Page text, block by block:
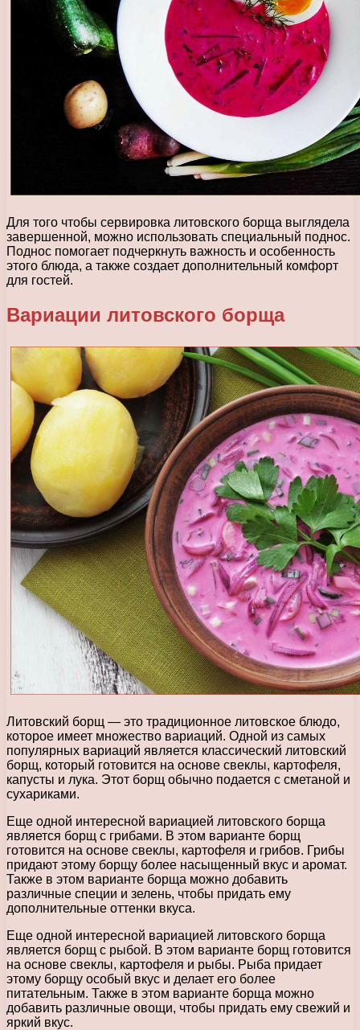
Для того чтобы сервировка литовского борща выглядела
завершенной, можно использовать специальный поднос.
Поднос помогает подчеркнуть важность и особенность
этого блюда, а также создает дополнительный комфорт
для гостей.
Вариации литовского борща
Литовский борщ — это традиционное литовское блюдо,
которое имеет множество вариаций. Одной из самых
популярных вариаций является классический литовский
борщ, который готовится на основе свеклы, картофеля,
капусты и лука. Этот борщ обычно подается с сметаной и
сухариками.
Еще одной интересной вариацией литовского борща
является борщ с грибами. В этом варианте борщ
готовится на основе свеклы, картофеля и грибов. Грибы
придают этому борщу более насыщенный вкус и аромат.
Также в этом варианте борща можно добавить
различные специи и зелень, чтобы придать ему
дополнительные оттенки вкуса.
Еще одной интересной вариацией литовского борща
является борщ с рыбой. В этом варианте борщ готовится
на основе свеклы, картофеля и рыбы. Рыба придает
этому борщу особый вкус и делает его более
питательным. Также в этом варианте борща можно
добавить различные овощи, чтобы придать ему свежий и
яркий вкус.